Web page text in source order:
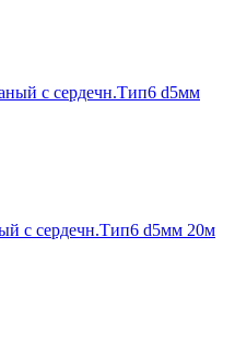
с сердечн.Тип6 d5мм 20м